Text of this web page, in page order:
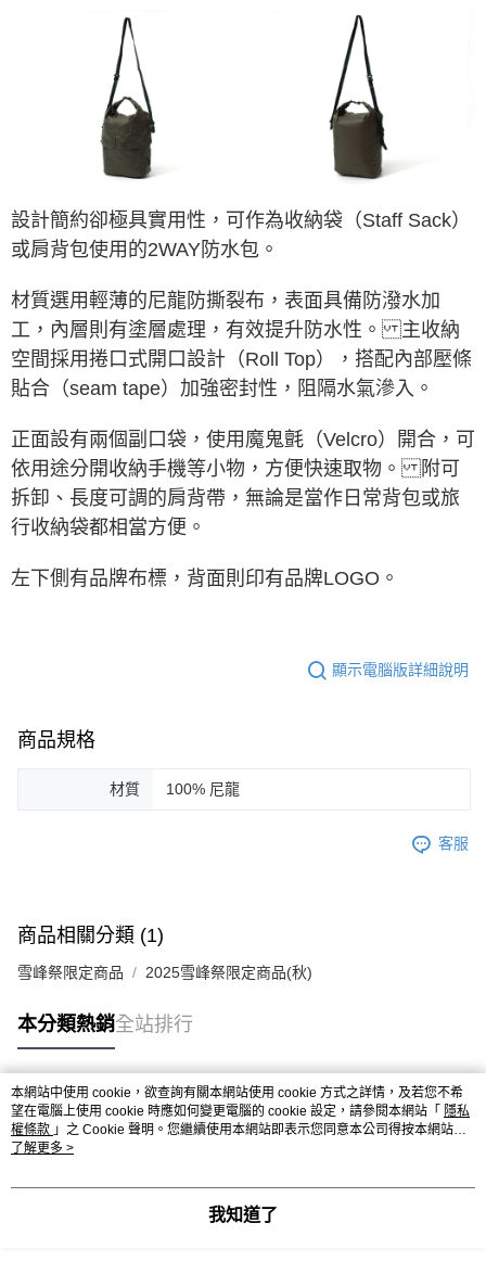
台新國際商業銀行
中國信託商業銀行
台灣樂天信用卡公司
星展（台灣）商業銀行
台新國際商業銀行
中國信託商業銀行
台灣樂天信用卡公司
【關於「AFTEE先享後付」】
AFTEE先享後付是「在收到商品之後才付款」的支付方式。 讓您購物簡單
１．簡單：不需註冊會員、不需綁卡、不需儲值。
２．便利：只要手機號碼，簡訊認證，即可結帳。
３．安心：先確認商品／服務後，再付款。
【「AFTEE先享後付」結帳流程】
結帳頁面，進行簡訊認證並確認金額後，即可完成結帳。
２．訂單成立數日內，您將收到繳費通知簡訊。
３．收到繳費通知簡訊後14天內，點擊此簡訊中的連結，可透過四大超商／
※ 請注意：結帳手續完成當下不需立刻繳費，但若您需要取消訂單，請聯絡
購買商品的店家。未經商家同意取消之訂單仍視為有效，需透過AFTEE先享
後付繳納相關費用。
※ 交易是否成功請以「AFTEE先享後付 」之結帳頁面顯示為準，若有關於
是否繳費成功／繳費後需取消欲退款等相關疑問，請聯繫「AFTEE先享後付
客戶支援中心」 https://netprotections.freshdesk.com/support/home
１．透過由恩沛科技股份有限公司提供之「AFTEE先享後付」服務完成之交
易，需依本服務之必要範圍內提供個人資料，並將交易相關給付款項請求債
權轉讓予恩沛科技股份有限公司。
２．關於個人資料處理事宜，請瀏覽以下網址：
https://aftee.tw/terms/#terms3
３．未成年的使用者請事先徵得法定代理人或監護人之同意方可使用
任。
５．嚴禁一人註冊多個帳號或使用他人資訊註冊。若發現惡意使用之情形，
恩沛科技股份有限公司將有權停止該用戶之使用額度並採取法律行動。
每筆NT$100，滿NT$2,000(含以上)免運費
設計簡約卻極具實用性，可作為收納袋（Staff Sack）
或肩背包使用的2WAY防水包。
材質選用輕薄的尼龍防撕裂布，表面具備防潑水加
工，內層則有塗層處理，有效提升防水性。 主收納
空間採用捲口式開口設計（Roll Top），搭配內部壓條
貼合（seam tape）加強密封性，阻隔水氣滲入。
正面設有兩個副口袋，使用魔鬼氈（Velcro）開合，可
依用途分開收納手機等小物，方便快速取物。 附可
拆卸、長度可調的肩背帶，無論是當作日常背包或旅
行收納袋都相當方便。
左下側有品牌布標，背面則印有品牌LOGO。
顯示電腦版詳細說明
商品規格
材質 100% 尼龍
客服
商品相關分類 (1)
雪峰祭限定商品 2025雪峰祭限定商品(秋)
本分類熱銷全站排行
熱門標籤
本網站中使用 cookie，欲查詢有關本網站使用 cookie 方式之詳情，及若您不希
望在電腦上使用 cookie 時應如何變更電腦的 cookie 設定，請參閱本網站「 隱私
權條款 」之 Cookie 聲明。您繼續使用本網站即表示您同意本公司得按本網站使
用條款之 Cookie 聲明使用 cookie。
了解更多 >
我知道了